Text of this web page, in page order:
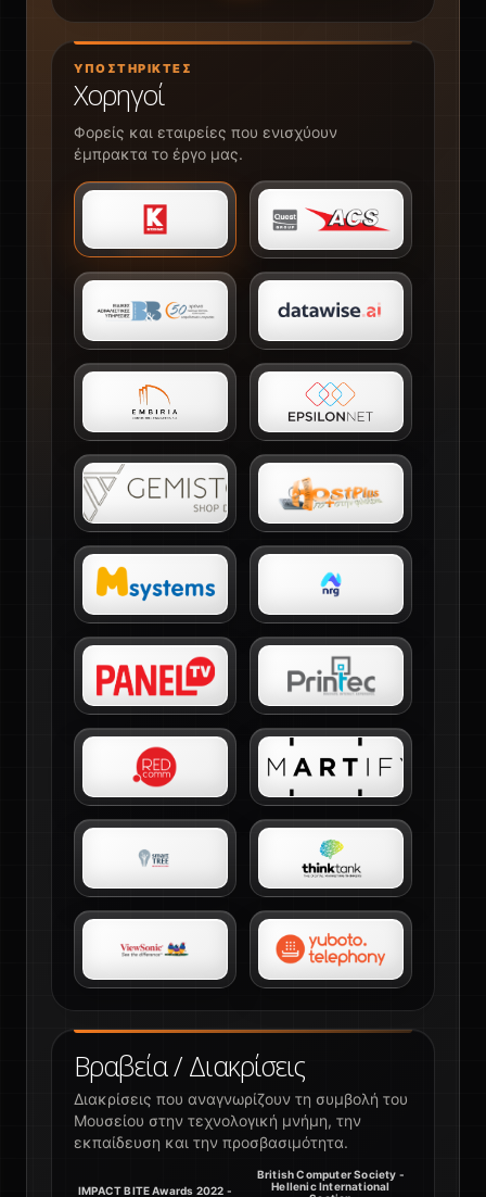
ΥΠΟΣΤΗΡΙΚΤΈΣ
Χορηγοί
Φορείς και εταιρείες που ενισχύουν
έμπρακτα το έργο μας.
Βραβεία / Διακρίσεις
Διακρίσεις που αναγνωρίζουν τη συμβολή του
Μουσείου στην τεχνολογική μνήμη, την
εκπαίδευση και την προσβασιμότητα.
IMPACT BITE Awards 2022 -
British Computer Society -
Hellenic International